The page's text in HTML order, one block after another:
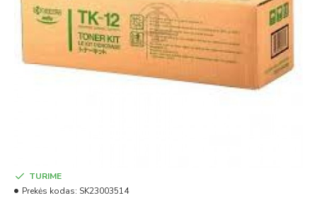
TURIME
Prekės kodas: SK23003514